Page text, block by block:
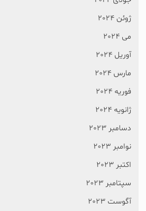
ژوئن 2024
می 2024
آوریل 2024
مارس 2024
فوریه 2024
ژانویه 2024
دسامبر 2023
نوامبر 2023
اکتبر 2023
سپتامبر 2023
آگوست 2023